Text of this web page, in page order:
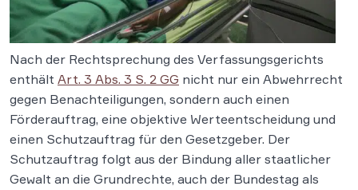
Nach der Rechtsprechung des Verfassungsgerichts
enthält Art. 3 Abs. 3 S. 2 GG nicht nur ein Abwehrrecht
gegen Benachteiligungen, sondern auch einen
Förderauftrag, eine objektive Werteentscheidung und
einen Schutzauftrag für den Gesetzgeber. Der
Schutzauftrag folgt aus der Bindung aller staatlicher
Gewalt an die Grundrechte, auch der Bundestag als